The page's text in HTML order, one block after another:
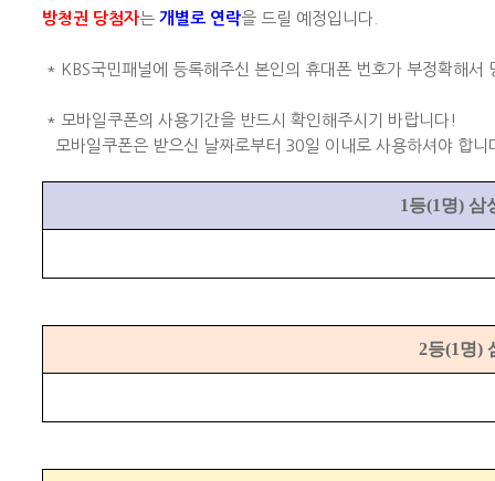
방청권 당첨자는 개별로 연락을 드릴 예정입니다.
* KBS국민패널에 등록해주신 본인의 휴대폰 번호가 부정확해
* 모바일쿠폰의 사용기간을 반드시 확인해주시기 바랍니다!
모바일쿠폰은 받으신 날짜로부터 30일 이내로 사용하셔야 합니
1등(1명) 삼
2등(1명)